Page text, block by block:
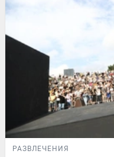
РАЗВЛЕЧЕНИЯ